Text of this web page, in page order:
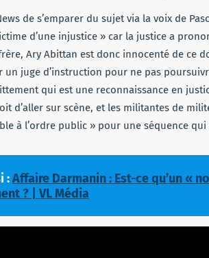
de s’emparer du sujet via la voix de
d’une injustice » car la justice a
Ary Abittan est donc innocenté de ce
un juge d’instruction pour ne pas
qui est une reconnaissance en
d’aller sur scène, et les militantes de
à l’ordre public » pour une séquence
:Affaire Darmanin : Est-ce qu’un «
? | VL Média